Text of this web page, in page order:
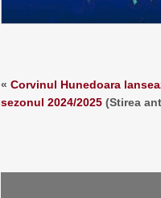
«Corvinul Hunedoara
sezonul 2024/2025 (Stirea